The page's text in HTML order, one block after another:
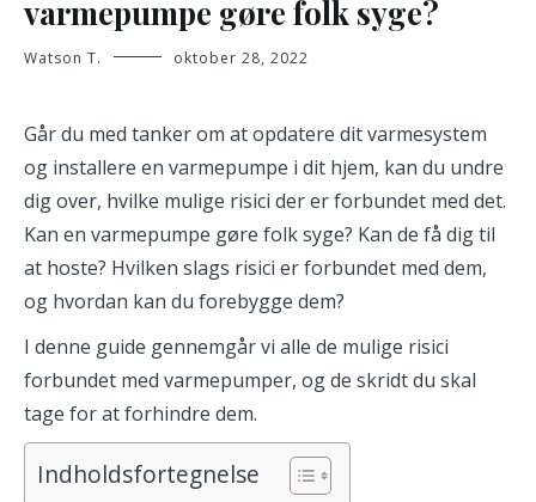
varmepumpe gøre folk syge?
Watson T. oktober 28, 2022
Går du med tanker om at opdatere dit varmesystem
og installere en varmepumpe i dit hjem, kan du undre
dig over, hvilke mulige risici der er forbundet med det.
Kan en varmepumpe gøre folk syge? Kan de få dig til
at hoste? Hvilken slags risici er forbundet med dem,
og hvordan kan du forebygge dem?
I denne guide gennemgår vi alle de mulige risici
forbundet med varmepumper, og de skridt du skal
tage for at forhindre dem.
Indholdsfortegnelse